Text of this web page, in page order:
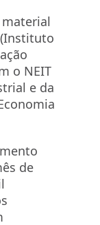
(Instituto
o NEIT
e da
de